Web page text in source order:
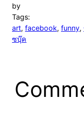
by
Tags:
art, facebook, funny,
ซบุ๊ค